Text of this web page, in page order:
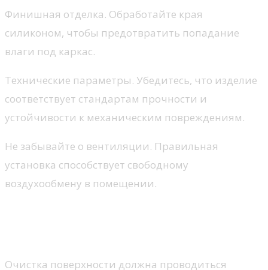
Финишная отделка. Обработайте края
силиконом, чтобы предотвратить попадание
влаги под каркас.
Технические параметры. Убедитесь, что изделие
соответствует стандартам прочности и
устойчивости к механическим повреждениям.
Не забывайте о вентиляции. Правильная
установка способствует свободному
воздухообмену в помещении.
Очистка поверхности должна проводиться